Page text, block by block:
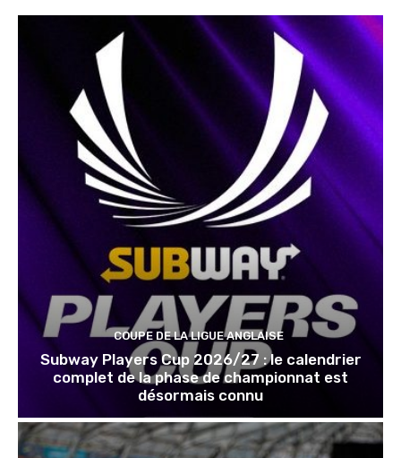
COUPE DE LA LIGUE ANGLAISE
Subway Players Cup 2026/27 : le calendrier
complet de la phase de championnat est
désormais connu